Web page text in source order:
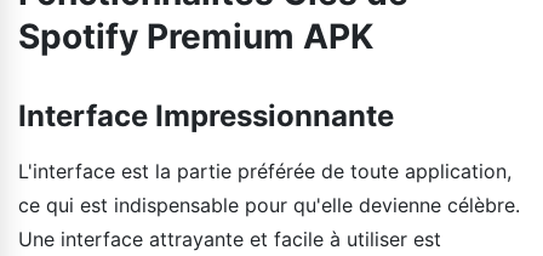
Spotify Premium APK
Interface Impressionnante
L'interface est la partie préférée de toute application,
ce qui est indispensable pour qu'elle devienne célèbre.
Une interface attrayante et facile à utiliser est